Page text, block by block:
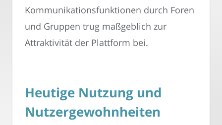
Kommunikationsfunktionen durch Foren
und Gruppen trug maßgeblich zur
Attraktivität der Plattform bei.
Heutige Nutzung und
Nutzergewohnheiten